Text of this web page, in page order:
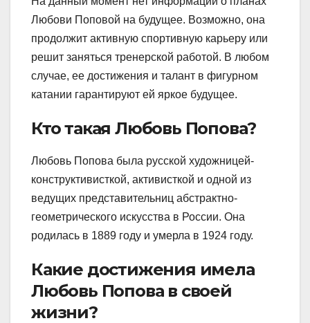
Любови Поповой на будущее. Возможно, она
продолжит активную спортивную карьеру или
решит заняться тренерской работой. В любом
случае, ее достижения и талант в фигурном
катании гарантируют ей яркое будущее.
Кто такая Любовь Попова?
Любовь Попова была русской художницей-
конструктивисткой, активисткой и одной из
ведущих представительниц абстрактно-
геометрического искусства в России. Она
родилась в 1889 году и умерла в 1924 году.
Какие достижения имела
Любовь Попова в своей
жизни?